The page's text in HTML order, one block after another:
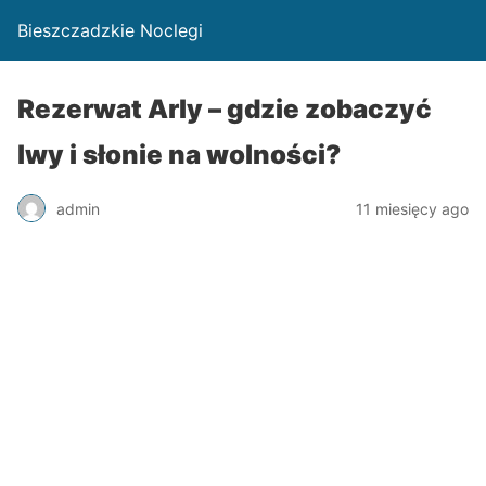
Bieszczadzkie Noclegi
Rezerwat Arly – gdzie zobaczyć
lwy i słonie na wolności?
admin 11 miesięcy ago